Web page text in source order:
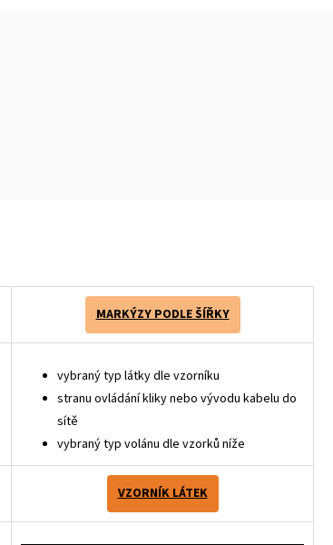
MARKÝZY PODLE ŠÍŘKY
vybraný typ látky dle vzorníku
stranu ovládání kliky nebo vývodu kabelu do
sítě
vybraný typ volánu dle vzorků níže
VZORNÍK LÁTEK